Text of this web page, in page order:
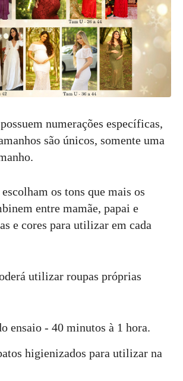
numerações específicas,
são únicos, somente uma
os tons que mais os
entre mamãe, papai e
e cores para utilizar em cada
utilizar roupas próprias
ensaio - 40 minutos à 1 hora.
higienizados para utilizar na